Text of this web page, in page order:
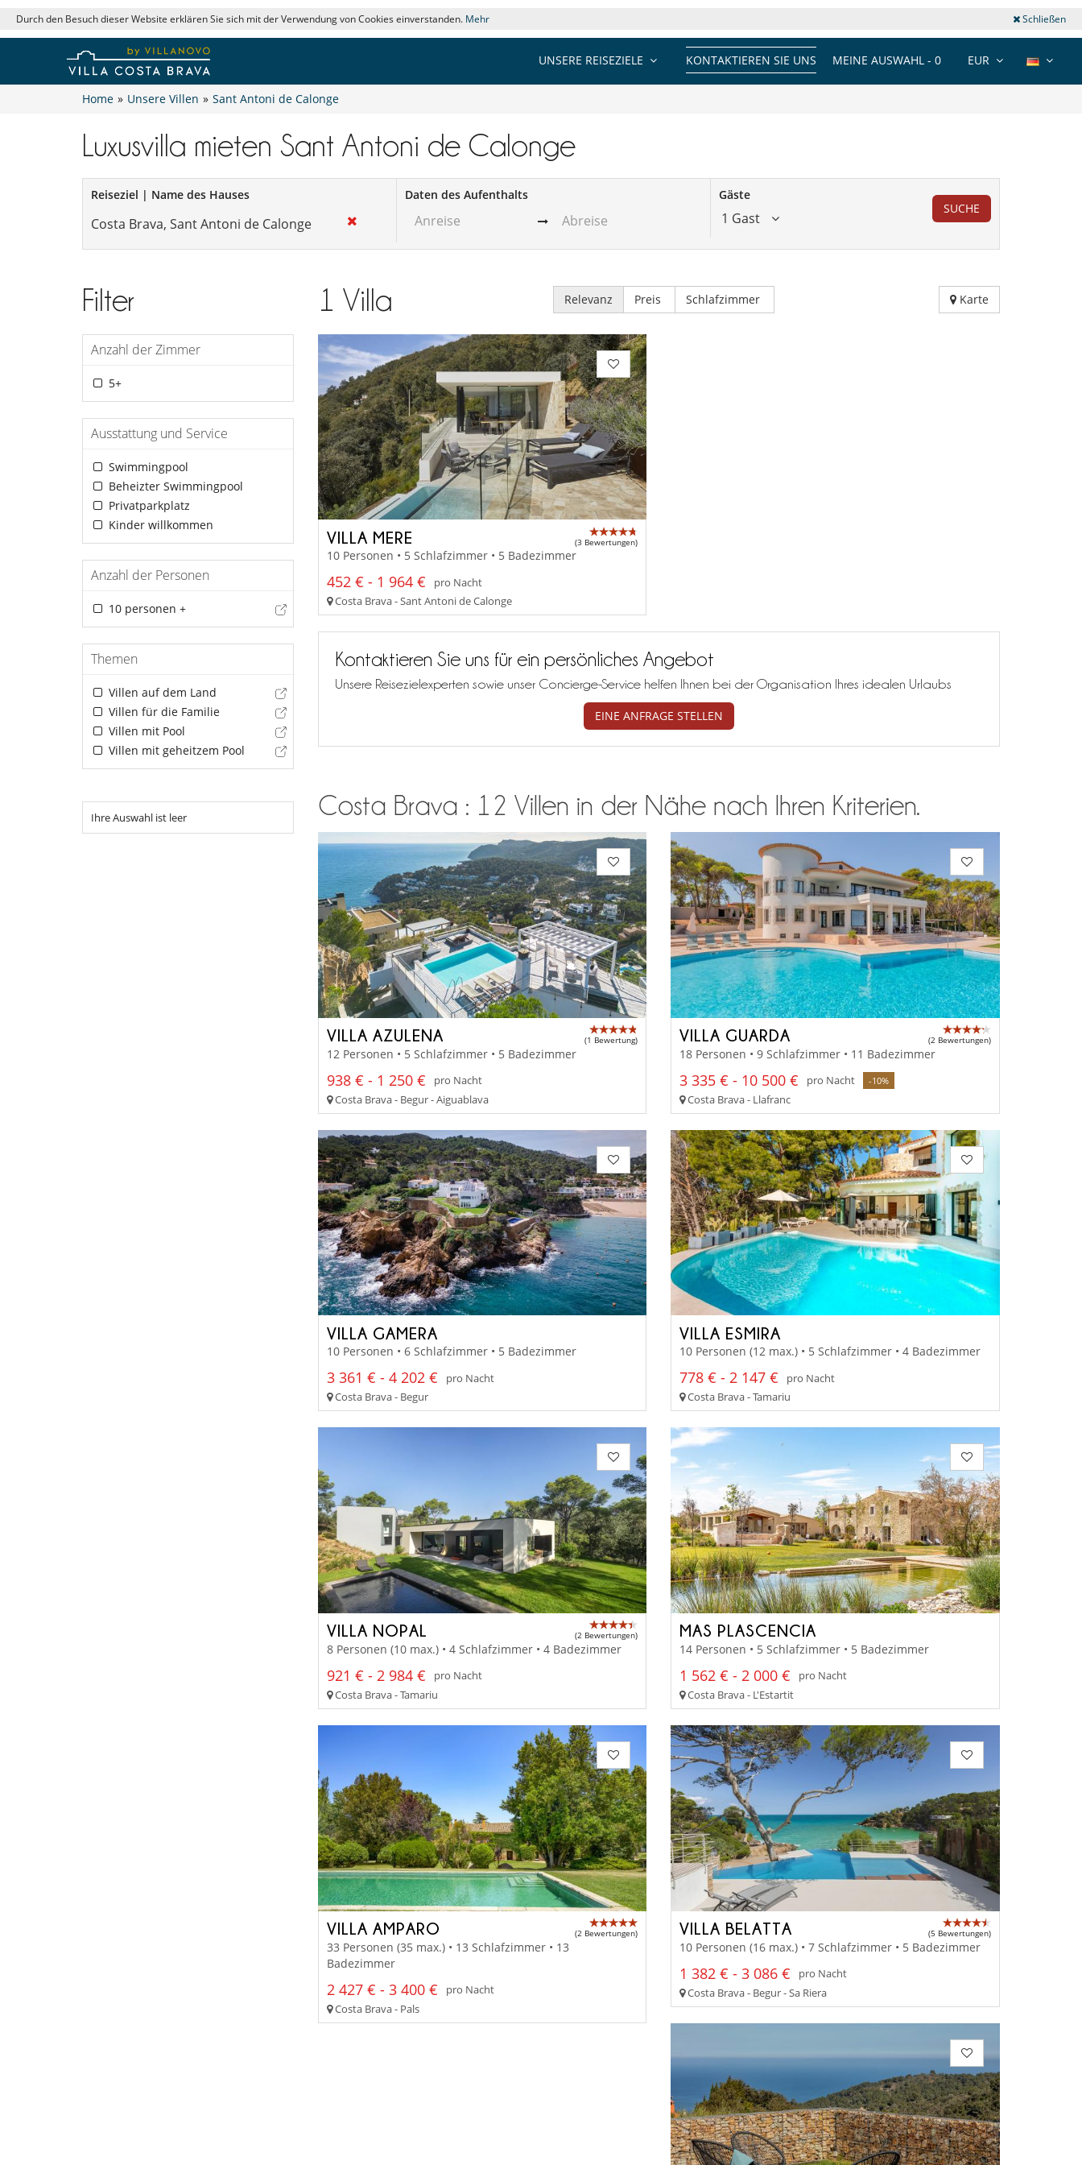
Durch den Besuch dieser Website erklären Sie sich mit der Verwendung von Cookies einverstanden. Mehr Schließen
EUR
MEINE AUSWAHL - 0
KONTAKTIEREN SIE UNS
UNSERE REISEZIELE
Home » Unsere Villen » Sant Antoni de Calonge
Luxusvilla mieten Sant Antoni de Calonge
Reiseziel | Name des Hauses Daten des Aufenthalts Gäste
1 Gast
SUCHE
Filter
Anzahl der Zimmer
5+
Ausstattung und Service
Swimmingpool
Beheizter Swimmingpool
Privatparkplatz
Kinder willkommen
Anzahl der Personen
10 personen +
Themen
Villen auf dem Land
Villen für die Familie
Villen mit Pool
Villen mit geheitzem Pool
Ihre Auswahl ist leer
1 Villa Relevanz Preis Schlafzimmer Karte
VILLA MERE (3 Bewertungen)
10 Personen • 5 Schlafzimmer • 5 Badezimmer
452 € - 1 964 €
pro Nacht
Costa Brava - Sant Antoni de Calonge
Kontaktieren Sie uns für ein persönliches Angebot
Unsere Reisezielexperten sowie unser Concierge-Service helfen Ihnen bei der Organisation Ihres idealen Urlaubs
EINE ANFRAGE STELLEN
Costa Brava : 12 Villen in der Nähe nach Ihren Kriterien.
VILLA AZULENA (1 Bewertung)
12 Personen • 5 Schlafzimmer • 5 Badezimmer
938 € - 1 250 €
pro Nacht
Costa Brava - Begur - Aiguablava
VILLA GUARDA (2 Bewertungen)
18 Personen • 9 Schlafzimmer • 11 Badezimmer
3 335 € - 10 500 € pro Nacht -10%
Costa Brava - Llafranc
VILLA GAMERA
10 Personen • 6 Schlafzimmer • 5 Badezimmer
3 361 € - 4 202 €
pro Nacht
Costa Brava - Begur
VILLA ESMIRA
10 Personen (12 max.) • 5 Schlafzimmer • 4 Badezimmer
778 € - 2 147 €
pro Nacht
Costa Brava - Tamariu
VILLA NOPAL (2 Bewertungen)
8 Personen (10 max.) • 4 Schlafzimmer • 4 Badezimmer
921 € - 2 984 €
pro Nacht
Costa Brava - Tamariu
MAS PLASCENCIA
14 Personen • 5 Schlafzimmer • 5 Badezimmer
1 562 € - 2 000 €
pro Nacht
Costa Brava - L'Estartit
VILLA AMPARO (2 Bewertungen)
33 Personen (35 max.) • 13 Schlafzimmer • 13
Badezimmer
2 427 € - 3 400 €
pro Nacht
Costa Brava - Pals
VILLA BELATTA (5 Bewertungen)
10 Personen (16 max.) • 7 Schlafzimmer • 5 Badezimmer
1 382 € - 3 086 €
pro Nacht
Costa Brava - Begur - Sa Riera